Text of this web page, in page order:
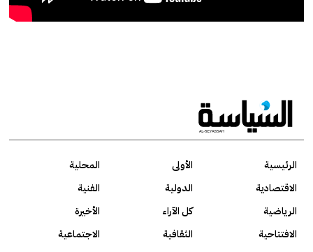
الرئيسية الأولى
المحلية
الاقتصادية
الدولية
الفنية
الرياضية
كل الآراء
الأخيرة
الافتتاحية
الثقافية
الاجتماعية